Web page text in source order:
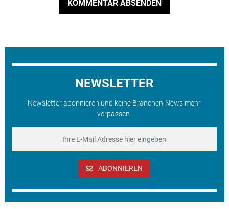
KOMMENTAR ABSENDEN
NEWSLETTER
Newsletter abonnieren und keine Branchen-News mehr
verpassen.
ABONNIEREN